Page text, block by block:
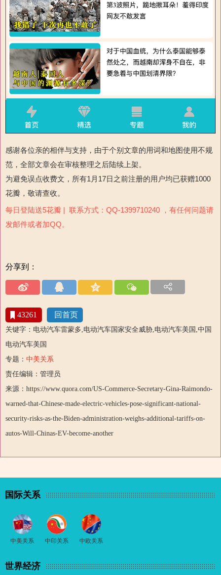
感谢各位亲的相伴与支持，由于个别文章的用词和地图使用不规
范，全部文章会在审核整理之后陆续上架。
为避免误点收费文，所有1月17日之前注册的用户均已获赠1000
花瓣，敬请查收。
每日登陆送5花瓣 | 联系方式：QQ-1399710240 ，有任何问题请
发邮件或者加QQ。
分享到：
43261 回首页
关键字：电动汽车雷蒙多,电动汽车国家安全威胁,电动汽车美国,中国
电动汽车美国
专题： 中美关系
责任编辑：管理员
来源：https://www.quora.com/US-Commerce-Secretary-Gina-Raimondo-
warned-that-Chinese-made-electric-vehicles-pose-significant-national-
security-risks-as-the-Biden-administration-weighs-additional-tariffs-on-
autos-Will-Chinas-EV-become-another
国际关系
中美关系 中印关系 中欧关系
世界经济